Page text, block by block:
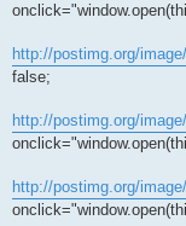
http://postimg.org/
false;
http://postimg.org/
http://postimg.org/